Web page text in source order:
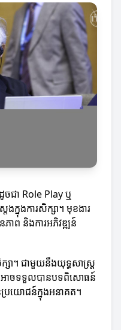
ចជា Role Play ឬ
ងក្នុងការសិក្សា។ មុខងារ
ាព និងការអភិវឌ្ឍន៍
សា។ ជាមួយនឹងយុទ្ធសាស្ត្រ
ងអាចទទួលបានបទពិសោធន៍
រយោជន៍ក្នុងអនាគត។